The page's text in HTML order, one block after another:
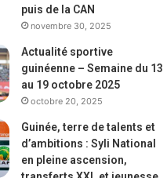
puis de la CAN
novembre 30, 2025
Actualité sportive
guinéenne – Semaine du 13
au 19 octobre 2025
octobre 20, 2025
Guinée, terre de talents et
d’ambitions : Syli National
en pleine ascension,